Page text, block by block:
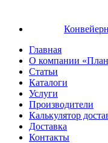
Главная
О компании
Статьи
Каталоги
Услуги
Производители
Калькулятор
Доставка
Контакты